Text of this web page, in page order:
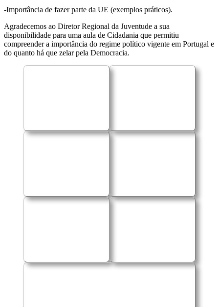
-Importância de fazer parte da UE (exemplos práticos).
Agradecemos ao Diretor Regional da Juventude a sua
disponibilidade para uma aula de Cidadania que permitiu
compreender a importância do regime político vigente em Portugal e
do quanto há que zelar pela Democracia.